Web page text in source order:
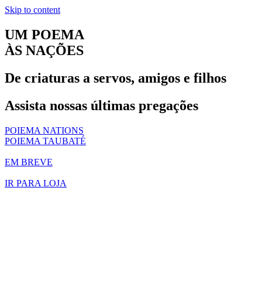
Skip to content
UM POEMA
ÀS NAÇÕES
De criaturas a servos, amigos e filhos
Assista nossas últimas pregações
POIEMA NATIONS
POIEMA TAUBATÉ
EM BREVE
IR PARA LOJA